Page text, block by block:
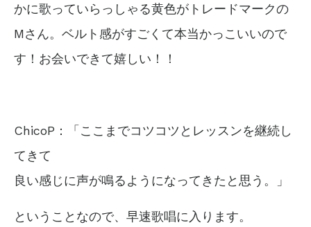
かに歌っていらっしゃる黄色がトレードマークの
Mさん。ベルト感がすごくて本当かっこいいので
す！お会いできて嬉しい！！
ChicoP：「ここまでコツコツとレッスンを継続し
てきて
良い感じに声が鳴るようになってきたと思う。」
ということなので、早速歌唱に入ります。